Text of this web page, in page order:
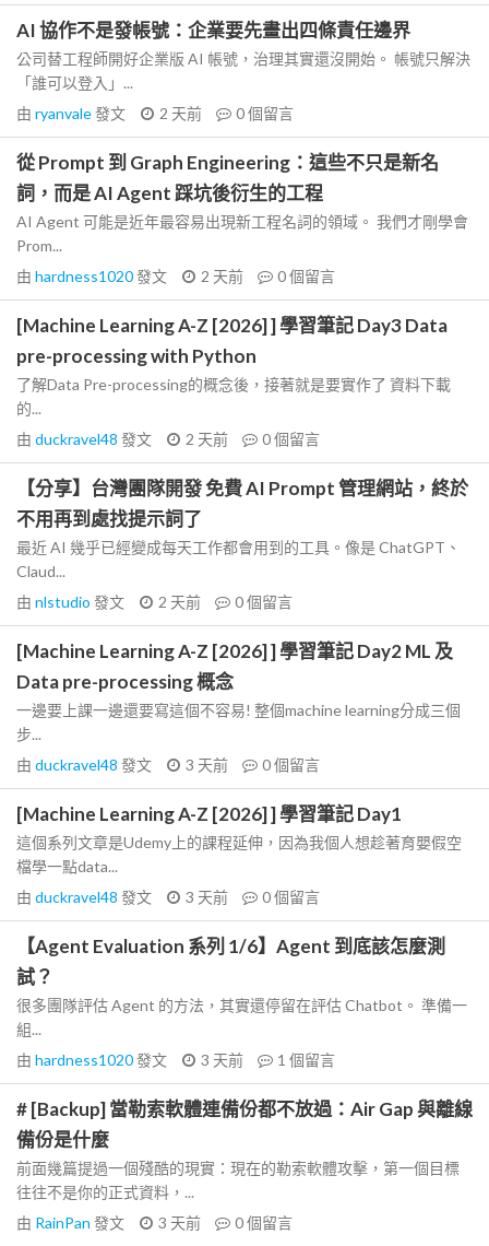
AI 協作不是發帳號：企業要先畫出四條責任邊界
公司替工程師開好企業版 AI 帳號，治理其實還沒開始。 帳號只解決
「誰可以登入」...
由 ryanvale發文 2 天前 0個留言
從 Prompt 到 Graph Engineering：這些不只是新名
詞，而是 AI Agent 踩坑後衍生的工程
AI Agent 可能是近年最容易出現新工程名詞的領域。 我們才剛學會
Prom...
由 hardness1020發文 2 天前 0個留言
[Machine Learning A-Z [2026] ] 學習筆記 Day3 Data
pre-processing with Python
了解Data Pre-processing的概念後，接著就是要實作了 資料下載
的...
由 duckravel48 發文 2 天前 0個留言
【分享】台灣團隊開發 免費 AI Prompt 管理網站，終於
不用再到處找提示詞了
最近 AI 幾乎已經變成每天工作都會用到的工具。像是 ChatGPT、
Claud...
由 nlstudio 發文 2 天前 0個留言
[Machine Learning A-Z [2026] ] 學習筆記 Day2 ML 及
Data pre-processing 概念
一邊要上課一邊還要寫這個不容易! 整個machine learning分成三個
步...
由 duckravel48 發文 3 天前 0個留言
[Machine Learning A-Z [2026] ] 學習筆記 Day1
這個系列文章是Udemy上的課程延伸，因為我個人想趁著育嬰假空
檔學一點data...
由 duckravel48 發文 3 天前 0個留言
【Agent Evaluation 系列 1/6】Agent 到底該怎麼測
試？
很多團隊評估 Agent 的方法，其實還停留在評估 Chatbot。 準備一
組...
由 hardness1020發文 3 天前 1 個留言
# [Backup] 當勒索軟體連備份都不放過：Air Gap 與離線
備份是什麼
前面幾篇提過一個殘酷的現實：現在的勒索軟體攻擊，第一個目標
往往不是你的正式資料，...
由 RainPan 發文 3 天前 0個留言